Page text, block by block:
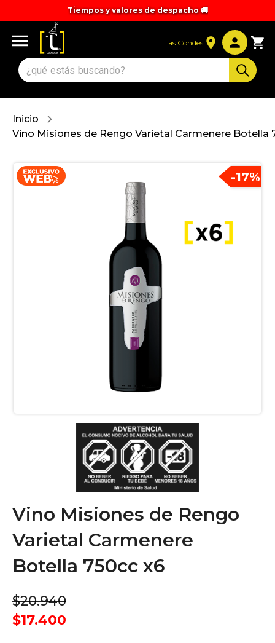
Tiempos y valores de despacho 🚚
Las Condes
Inicio
Vino Misiones de Rengo Varietal Carmenere Botella
-17%
Vino Misiones de Rengo
Varietal Carmenere
Botella 750cc x6
$20.940
$17.400